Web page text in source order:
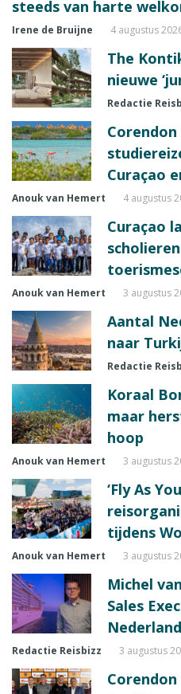
steeds van harte
Irene de Bruijne 4 augustus
The
nieuwe
Redactie
Curaçao
Anouk van Hemert 4 augustus
Curaçao
Anouk van Hemert 3 augustus
Aantal
naar
Redactie
Koraal
maar
hoop
Anouk van Hemert 3 augustus
‘Fly As
tijdens
Anouk van Hemert 3 augustus
Michel
Sales
Nederland
Redactie Reisbizz 3 augustus